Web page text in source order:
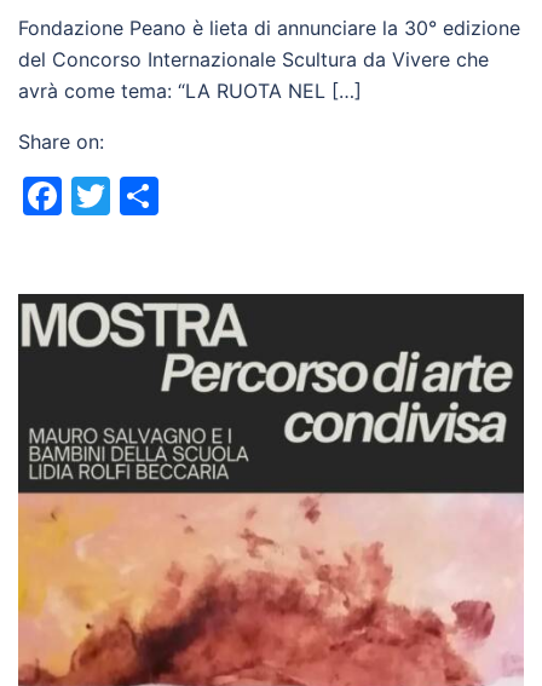
Fondazione Peano è lieta di annunciare la 30° edizione
del Concorso Internazionale Scultura da Vivere che
avrà come tema: “LA RUOTA NEL […]
Share on:
Facebook
Twitter